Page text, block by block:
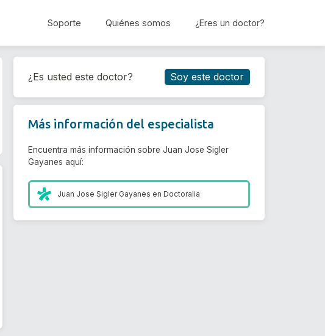
Soporte Quiénes somos ¿Eres un doctor?
Reservar cita
¿Es usted este doctor? Soy este doctor
Más información del especialista
Encuentra más información sobre Juan Jose Sigler
Gayanes aquí:
Juan Jose Sigler Gayanes enDoctoralia